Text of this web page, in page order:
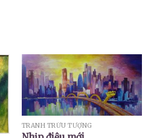
TRANH TRỪU TƯỢNG